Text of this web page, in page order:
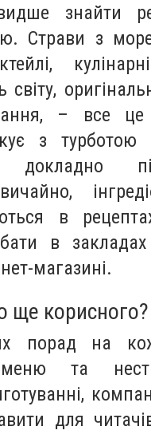
знайти
Страви з
світу,
– все це
з турботою
докладно
в
в
магазині.
ще корисного?
порад на
та
для